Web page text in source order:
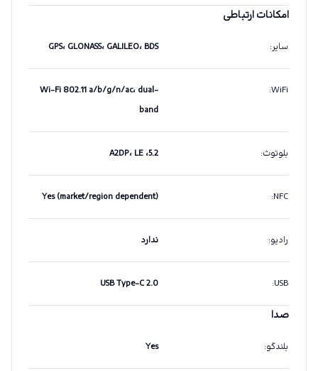
امکانات ارتباطی
سایر: GPS، GLONASS، GALILEO، BDS
WiFi
:
Wi-Fi 802.11 a/b/g/n/ac، dual-
band
بلوتوث: 5.2، A2DP، LE
NFC
:
Yes (market/region dependent)
رادیو: ندارد
USB
:
USB Type-C 2.0
صدا
بلندگو:
Yes